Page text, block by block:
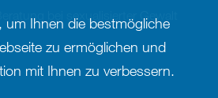
bei sexualisierter Gewalt
um Ihnen die bestmögliche
zu ermöglichen und
mit Ihnen zu verbessern.